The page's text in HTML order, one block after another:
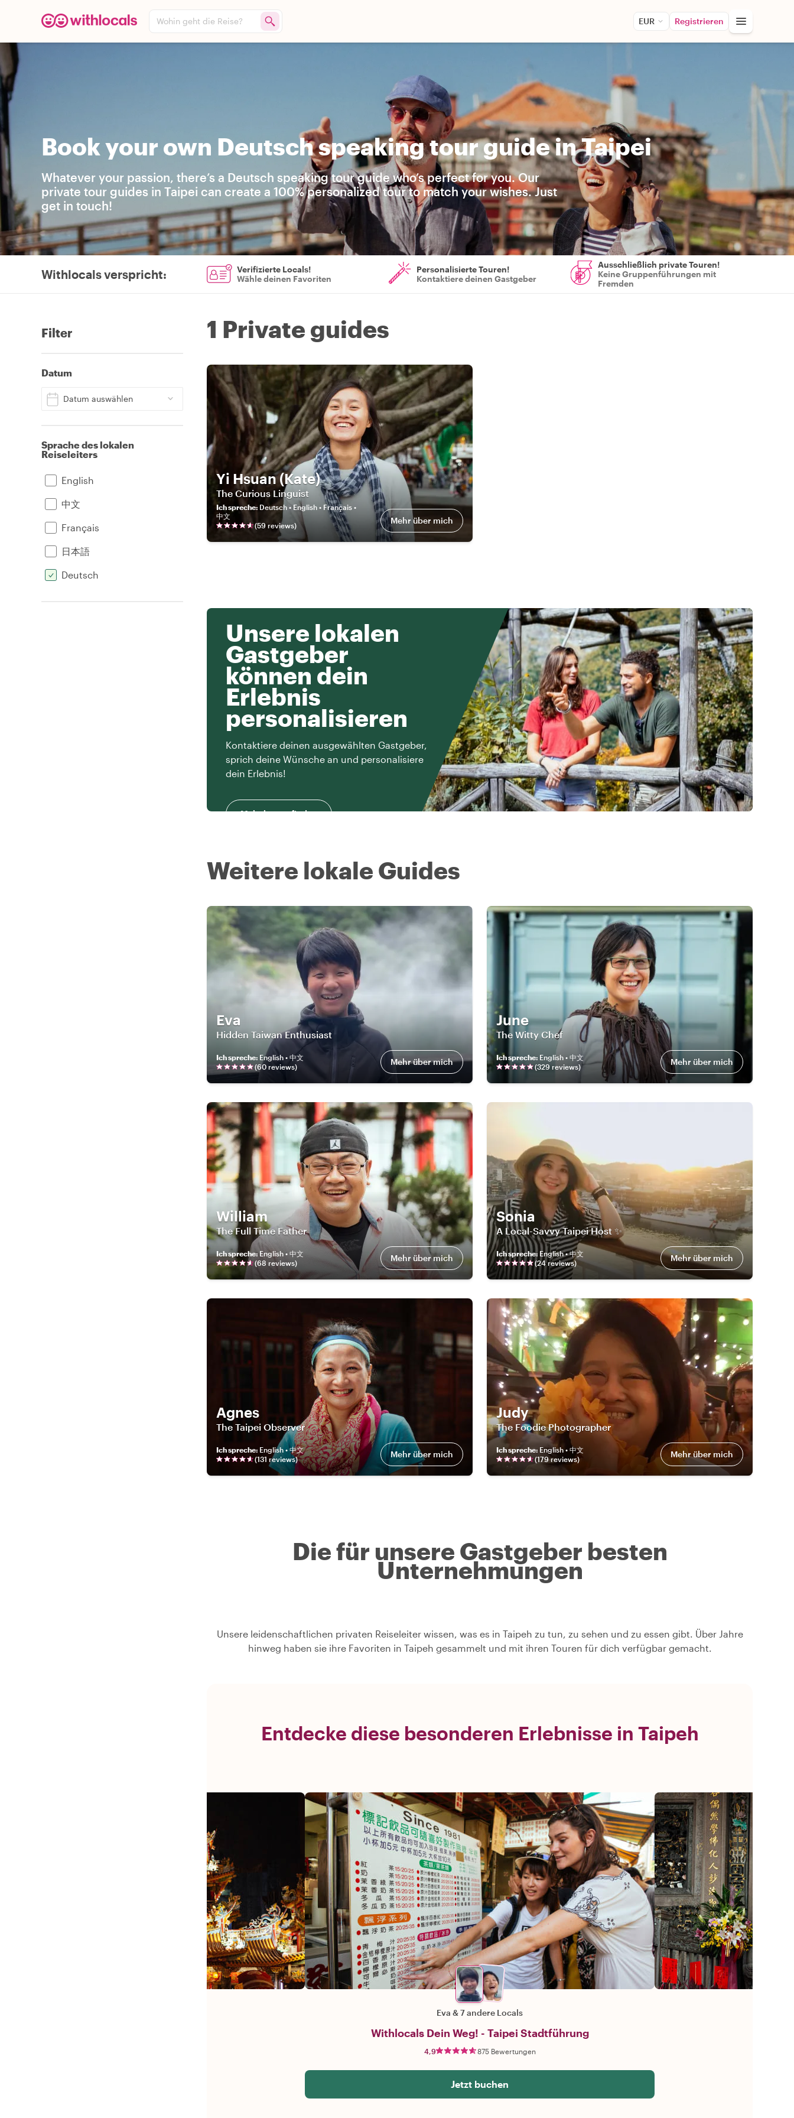
Wohin geht die Reise? EUR Registrieren
Book your own Deutsch speaking tour guide in Taipei
Whatever your passion, there’s a Deutsch speaking tour guide who’s perfect for you. Our
private tour guides in Taipei can create a 100% personalized tour to match your wishes. Just
get in touch!
Withlocals verspricht:
Verifizierte Locals!
Wähle deinen Favoriten
Personalisierte Touren!
Kontaktiere deinen Gastgeber
Ausschließlich private Touren!
Keine Gruppenführungen mit
Fremden
Filter
Datum
Datum auswählen
Sprache des lokalen
Reiseleiters
English
中文
Français
日本語
Deutsch
1 Private guides
Yi Hsuan (Kate)
The Curious Linguist
Ich spreche: Deutsch • English • Français •
中文
(59reviews) Mehr über mich
Unsere lokalen
Gastgeber
können dein
Erlebnis
personalisieren
Kontaktiere deinen ausgewählten Gastgeber,
sprich deine Wünsche an und personalisiere
dein Erlebnis!
Mehr herausfinden
Weitere lokale Guides
Eva
Hidden Taiwan Enthusiast
Ich spreche: English • 中文
(60 reviews) Mehr über mich
June
The Witty Chef
Ich spreche: English • 中文
(329 reviews) Mehr über mich
William
The Full Time Father
Ich spreche:English • 中文
(68 reviews) Mehr über mich
Sonia
A Local-Savvy Taipei Host ✨
Ich spreche: English • 中文
(24reviews) Mehr über mich
Agnes
The Taipei Observer
Ich spreche: English • 中文
(131 reviews) Mehr über mich
Judy
The Foodie Photographer
Ich spreche: English • 中文
(179reviews) Mehr über mich
Die für unsere Gastgeber besten
Unternehmungen
Unsere leidenschaftlichen privaten Reiseleiter wissen, was es in Taipeh zu tun, zu sehen und zu essen gibt. Über Jahre
hinweg haben sie ihre Favoriten in Taipeh gesammelt und mit ihren Touren für dich verfügbar gemacht.
Entdecke diese besonderen Erlebnisse in Taipeh
Eva &7 andere Locals
Withlocals Dein Weg! - Taipei Stadtführung
4,9 875 Bewertungen
Jetzt buchen